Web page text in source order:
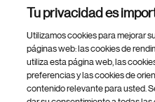
Footer Site Search
Tu privacidad es
Utilizamos cookies para mejorar
páginas web: las cookies de
utiliza esta página web, las
preferencias y las cookies de
contenido relevante para usted.